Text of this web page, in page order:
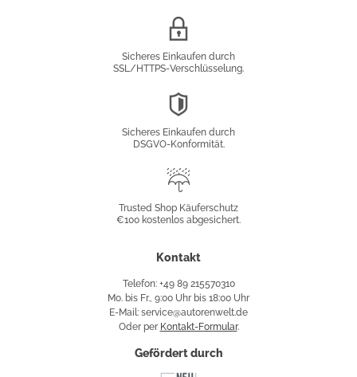
Sicheres Einkaufen durch
SSL/HTTPS-Verschlüsselung.
Sicheres Einkaufen durch
DSGVO-Konformität.
Käuferschutz
Trusted Shop Käuferschutz
€100 kostenlos abgesichert.
Kontakt
Telefon: +49 89 215570310
Mo. bis Fr., 9:00 Uhr bis 18:00 Uhr
E-Mail: service@autorenwelt.de
Oder per Kontakt-Formular.
Gefördert durch